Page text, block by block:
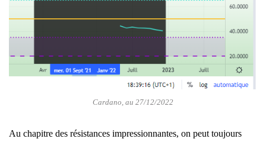
Cardano, au 27/12/2022
Au chapitre des résistances impressionnantes, on peut toujours